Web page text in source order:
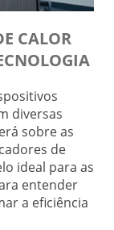
CALOR
diversas
sobre as
de
ideal para as
entender
a eficiência